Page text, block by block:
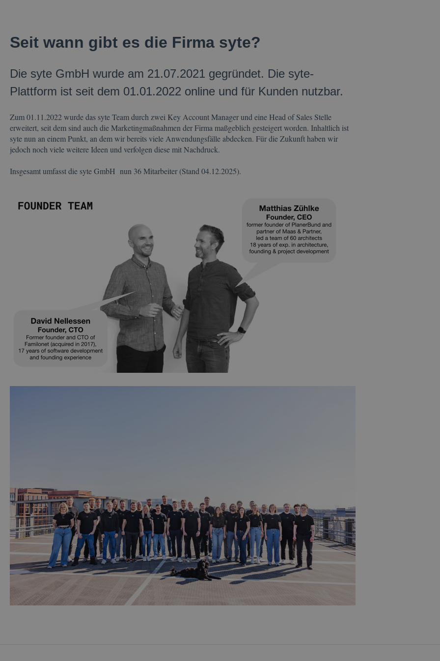
Seit wann gibt es die Firma syte?
Die syte GmbH wurde am 21.07.2021 gegründet. Die syte-
Plattform ist seit dem 01.01.2022 online und für Kunden nutzbar.
Zum 01.11.2022 wurde das syte Team durch zwei Key Account Manager und eine Head of Sales Stelle
erweitert, seit dem sind auch die Marketingmaßnahmen der Firma maßgeblich gesteigert worden. Inhaltlich ist
syte nun an einem Punkt, an dem wir bereits viele Anwendungsfälle abdecken. Für die Zukunft haben wir
jedoch noch viele weitere Ideen und verfolgen diese mit Nachdruck.
Insgesamt umfasst die syte GmbH nun 36 Mitarbeiter (Stand 04.12.2025).